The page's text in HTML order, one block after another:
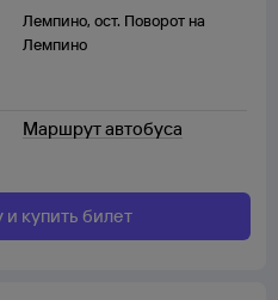
Лемпино, ост. Поворот на
Лемпино
Маршрут автобуса
и купить билет